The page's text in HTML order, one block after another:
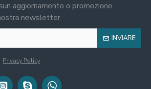
aggiornamento o promozione
newsletter.
INVIARE
Privacy Policy